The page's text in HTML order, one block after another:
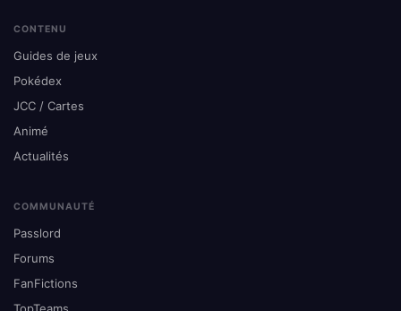
CONTENU
Guides de jeux
Pokédex
JCC / Cartes
Animé
Actualités
COMMUNAUTÉ
Passlord
Forums
FanFictions